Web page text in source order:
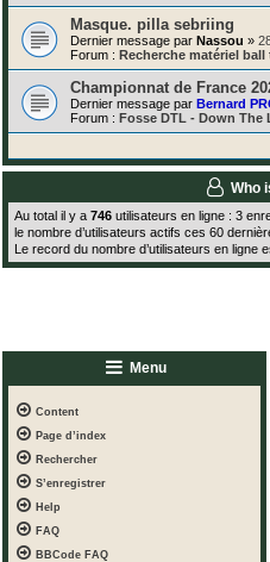
Masque. pilla sebriing
Dernier message par Nassou »
Forum : Recherche matériel
Championnat de France
Dernier message par Bernard
Forum : Fosse DTL - Down The
Who
Au total il y a 746 utilisateurs en ligne : 3
le nombre d’utilisateurs actifs ces 60
Le record du nombre d’utilisateurs en ligne
Menu
Content
Page d’index
Rechercher
S’enregistrer
Help
FAQ
BBCode FAQ